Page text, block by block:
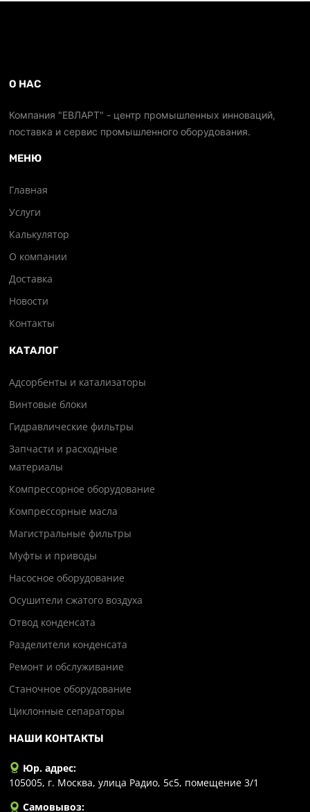
О НАС
Компания "ЕВЛАРТ" - центр промышленных инноваций,
поставка и сервис промышленного оборудования.
МЕНЮ
Главная
Услуги
Калькулятор
О компании
Доставка
Новости
Контакты
КАТАЛОГ
Адсорбенты и катализаторы
Винтовые блоки
Гидравлические фильтры
Запчасти и расходные
материалы
Компрессорное оборудование
Компрессорные масла
Магистральные фильтры
Муфты и приводы
Насосное оборудование
Осушители сжатого воздуха
Отвод конденсата
Разделители конденсата
Ремонт и обслуживание
Станочное оборудование
Циклонные сепараторы
НАШИ КОНТАКТЫ
Юр. адрес:
105005, г. Москва, улица Радио, 5с5, помещение 3/1
Самовывоз: